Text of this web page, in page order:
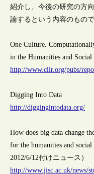
紹介し、今後の研究の方
論するという内容のもので
One Culture.
in the Humanities and Social
http://www.clir.org/pubs/
Digging Into Data
http://diggingintodata.org/
How does big data change
for the humanities and social
2012/6/12付けニュース）
http://www.jisc.ac.uk/news/